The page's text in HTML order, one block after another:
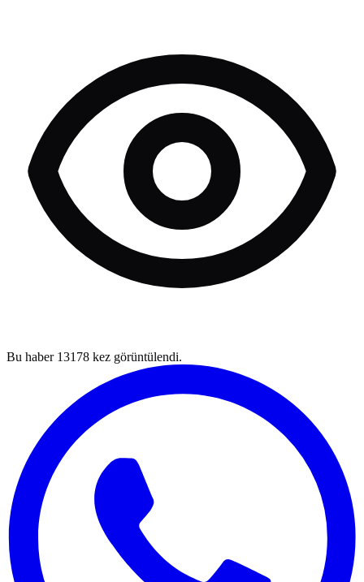
Bu haber 13178 kez görüntülendi.